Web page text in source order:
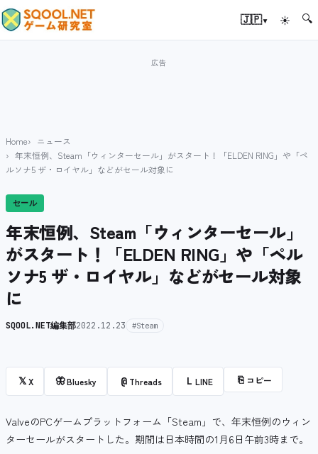
🇯🇵▾ ☀ 🔍
Home
ニュース
年末恒例、Steam「ウィンターセール」がスタート！「ELDEN RING」や「ペ
ルソナ5 ザ・ロイヤル」などがセール対象に
セール
年末恒例、Steam「ウィンターセール」
がスタート！「ELDEN RING」や「ペル
ソナ5 ザ・ロイヤル」などがセール対象
に
SQOOL.NET編集部2022.12.23 #Steam
𝕏X 🦋Bluesky @ Threads L LINE ⎘ コピー
ValveのPCゲームプラットフォーム「Steam」で、年末恒例のウィン
ターセールがスタートした。期間は日本時間の1月6日午前3時まで。